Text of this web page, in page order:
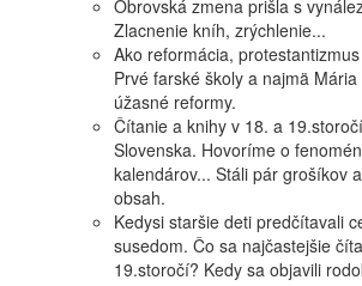
Obrovská zmena prišla s
Zlacnenie kníh, zrýchlenie...
Ako reformácia,
Prvé farské školy a najmä
úžasné reformy.
Čítanie a knihy v 18. a
Slovenska. Hovoríme o
kalendárov... Stáli pár grošíkov
obsah.
Kedysi staršie deti predčítavali
susedom. Čo sa najčastejšie
19.storočí? Kedy sa objavili